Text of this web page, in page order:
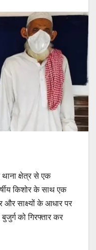
क्षेत्र से एक
किशोर के साथ एक
और साक्ष्यों के आधार पर
को गिरफ्तार कर